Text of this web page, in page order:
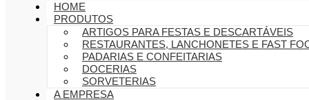
HOME
PRODUTOS
ARTIGOS PARA FESTAS E DESCARTÁVEIS
RESTAURANTES, LANCHONETES E FAST
PADARIAS E CONFEITARIAS
DOCERIAS
SORVETERIAS
A EMPRESA